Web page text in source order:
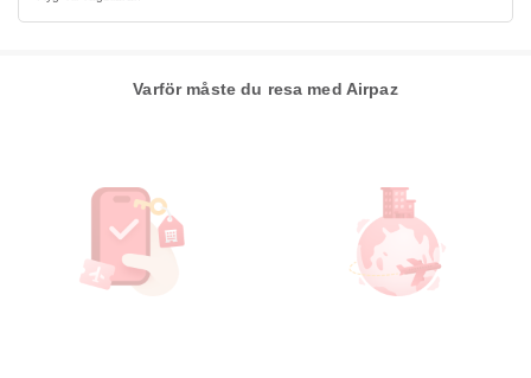
Varför måste du resa med Airpaz